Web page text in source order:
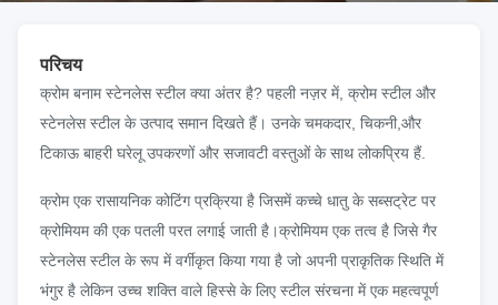
परिचय
क्रोम बनाम स्टेनलेस स्टील क्या अंतर है? पहली नज़र में, क्रोम स्टील और
स्टेनलेस स्टील के उत्पाद समान दिखते हैं। उनके चमकदार, चिकनी,और
टिकाऊ बाहरी घरेलू उपकरणों और सजावटी वस्तुओं के साथ लोकप्रिय हैं.
क्रोम एक रासायनिक कोटिंग प्रक्रिया है जिसमें कच्चे धातु के सब्सट्रेट पर
क्रोमियम की एक पतली परत लगाई जाती है।क्रोमियम एक तत्व है जिसे गैर
स्टेनलेस स्टील के रूप में वर्गीकृत किया गया है जो अपनी प्राकृतिक स्थिति में
भंगुर है लेकिन उच्च शक्ति वाले हिस्से के लिए स्टील संरचना में एक महत्वपूर्ण